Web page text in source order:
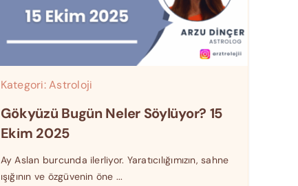
Kategori:Astroloji
Gökyüzü Bugün Neler Söylüyor? 15
Ekim 2025
Ay Aslan burcunda ilerliyor. Yaratıcılığımızın, sahne
ışığının ve özgüvenin öne ...